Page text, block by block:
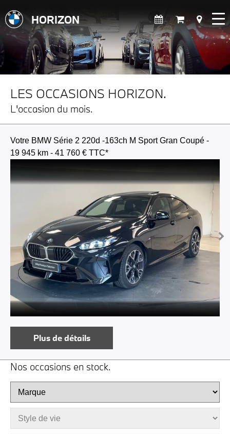
HORIZON
LES OCCASIONS HORIZON.
L'occasion du mois.
Votre BMW Série 2 220d -163ch M Sport Gran Coupé -
19 945 km - 41 760 € TTC*
Plus de détails
Nos occasions en stock.